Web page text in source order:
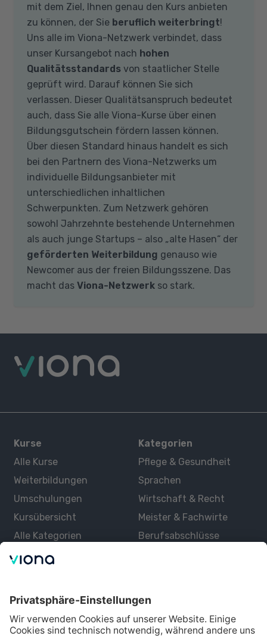
mit dem Ziel, Ihnen genau den Kurs anbieten
zu können, der Sie beruflich weiterbringt!
Uns alle im Viona-Netzwerk verbindet, dass
unser Kursangebot nach hohen
Qualitätsstandards von staatlicher Stelle
geprüft wird. Darauf können Sie sich
verlassen. Dieser Qualitätsanspruch bedeutet
auch, dass Sie alle Viona-Kurse über einen
Bildungsgutschein fördern lassen können.
Über diesen Standard hinaus handelt es sich
bei den Partnern des Viona-Netzwerks um
individuelle Bildungsanbieter mit
unterschiedlichen inhaltlichen
Schwerpunkten. Zum Netzwerk gehören
sowohl Jahrzehnte bestehende Unternehmen
als auch junge Startups – also „alte Hasen“ der
geförderten Weiterbildung genauso wie
Newcomer aus der freien Bildungsszene. Das
macht das Viona-Netzwerk so stark.
Kurse
Alle Kurse
Weiterbildungen
Umschulungen
Kursübersicht
Alle Kategorien
Kategorien
Pflege & Gesundheit
Sprachen
Wirtschaft & Recht
Meister & Fachwirte
Berufsabschlüsse
Über uns
Lernen mit Viona
Alle Partner